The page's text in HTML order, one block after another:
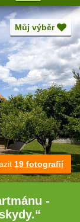
Můj výběr
19 fotografií
-